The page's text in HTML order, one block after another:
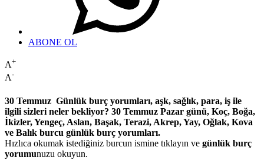
ABONE OL
A+
A-
30 Temmuz Günlük burç yorumları, aşk, sağlık, para, iş ile
ilgili sizleri neler bekliyor? 30 Temmuz Pazar günü, Koç, Boğa,
İkizler, Yengeç, Aslan, Başak, Terazi, Akrep, Yay, Oğlak, Kova
ve Balık burcu günlük burç yorumları.
Hızlıca okumak istediğiniz burcun ismine tıklayın ve günlük burç
yorumunuzu okuyun.